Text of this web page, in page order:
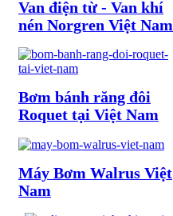
Van điện từ - Van khí
nén Norgren Việt Nam
Bơm bánh răng đôi
Roquet tại Việt Nam
Máy Bơm Walrus Việt
Nam